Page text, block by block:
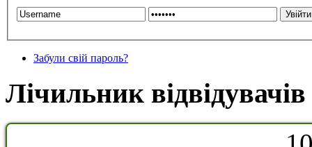
Забули свій пароль?
Лічильник відвідувачів